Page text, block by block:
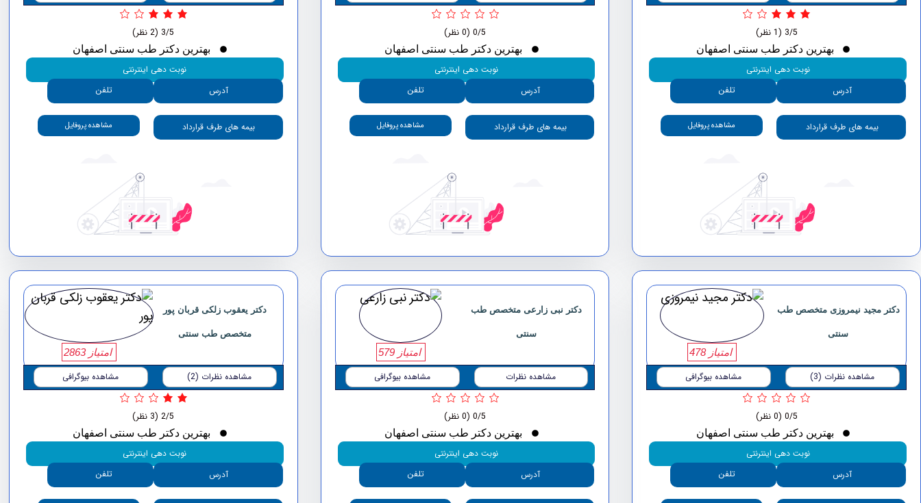
3/5 (1 نظر)
بهترین دکتر طب سنتی اصفهان
نوبت دهی اینترنتی
آدرس
تلفن
بیمه های طرف قرارداد مشاهده پروفایل
0/5 (0 نظر)
بهترین دکتر طب سنتی اصفهان
نوبت دهی اینترنتی
آدرس
تلفن
بیمه های طرف قرارداد مشاهده پروفایل
3/5 (2 نظر)
بهترین دکتر طب سنتی اصفهان
نوبت دهی اینترنتی
آدرس
تلفن
بیمه های طرف قرارداد مشاهده پروفایل
دکتر مجید نیمروزی متخصص طب
سنتی
امتیاز 478
مشاهده نظرات (3) مشاهده بیوگرافی
0/5 (0 نظر)
بهترین دکتر طب سنتی اصفهان
نوبت دهی اینترنتی
آدرس
تلفن
دکتر نبی زارعی متخصص طب
سنتی
امتیاز 579
مشاهده نظرات مشاهده بیوگرافی
0/5 (0 نظر)
بهترین دکتر طب سنتی اصفهان
نوبت دهی اینترنتی
آدرس
تلفن
دکتر یعقوب زلکی قربان پور
متخصص طب سنتی
امتیاز 2863
مشاهده نظرات (2) مشاهده بیوگرافی
2/5 (3 نظر)
بهترین دکتر طب سنتی اصفهان
نوبت دهی اینترنتی
آدرس
تلفن